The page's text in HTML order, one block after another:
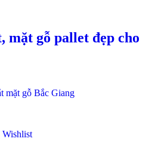
mặt gỗ pallet đẹp cho
Wishlist